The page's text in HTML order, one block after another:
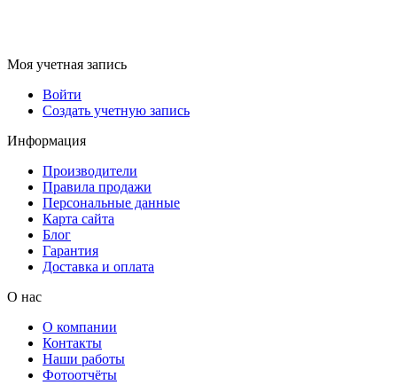
Моя учетная запись
Войти
Создать учетную запись
Информация
Производители
Правила продажи
Персональные данные
Карта сайта
Блог
Гарантия
Доставка и оплата
О нас
О компании
Контакты
Наши работы
Фотоотчёты